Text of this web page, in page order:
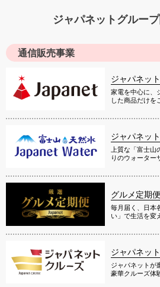
ジャパネットグルー
通信販売事業
ジャパネッ
家電を中心に、
した商品だけを
ジャパネッ
上質な「富士山
りのウォーター
グルメ定期便
毎月届く、日本
い」で生活を変
ジャパネッ
ジャパネットが
豪華クルーズ体